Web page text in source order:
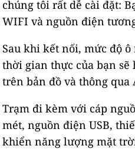
chúng tôi rất dễ cài đặt:
WIFI và nguồn điện
Sau khi kết nối, mức độ
thời gian thực của bạn
trên bản đồ và thông qua
Trạm đi kèm với cáp
mét, nguồn điện USB,
khiển năng lượng mặt